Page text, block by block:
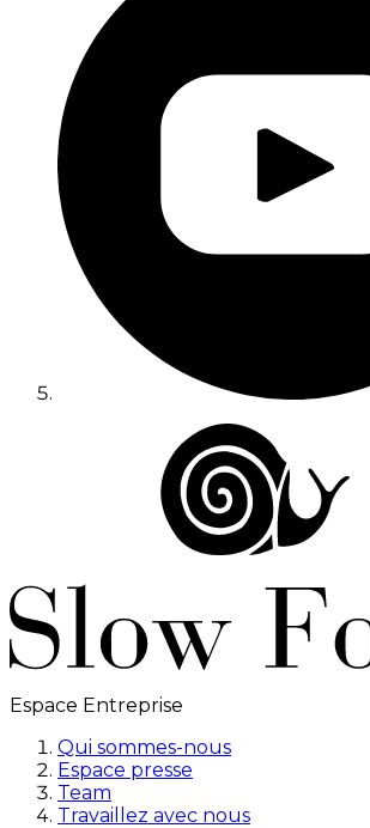
Espace Entreprise
Qui sommes-nous
Espace presse
Team
Travaillez avec nous